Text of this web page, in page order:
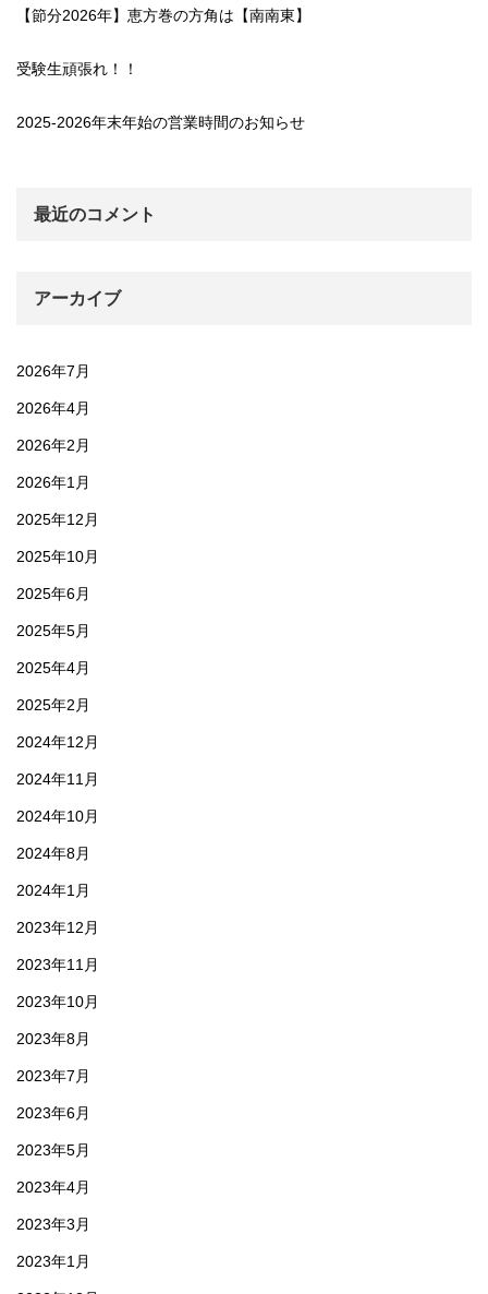
【節分2026年】恵方巻の方角は【南南東】
受験生頑張れ！！
2025-2026年末年始の営業時間のお知らせ
最近のコメント
アーカイブ
2026年7月
2026年4月
2026年2月
2026年1月
2025年12月
2025年10月
2025年6月
2025年5月
2025年4月
2025年2月
2024年12月
2024年11月
2024年10月
2024年8月
2024年1月
2023年12月
2023年11月
2023年10月
2023年8月
2023年7月
2023年6月
2023年5月
2023年4月
2023年3月
2023年1月